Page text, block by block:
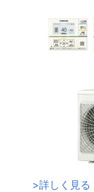
>詳しく見る